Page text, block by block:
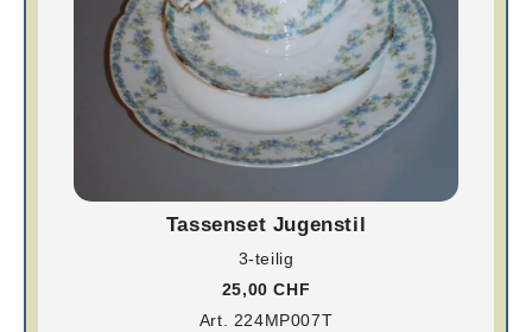
Tassenset Jugenstil
3-teilig
25,00 CHF
Art. 224MP007T